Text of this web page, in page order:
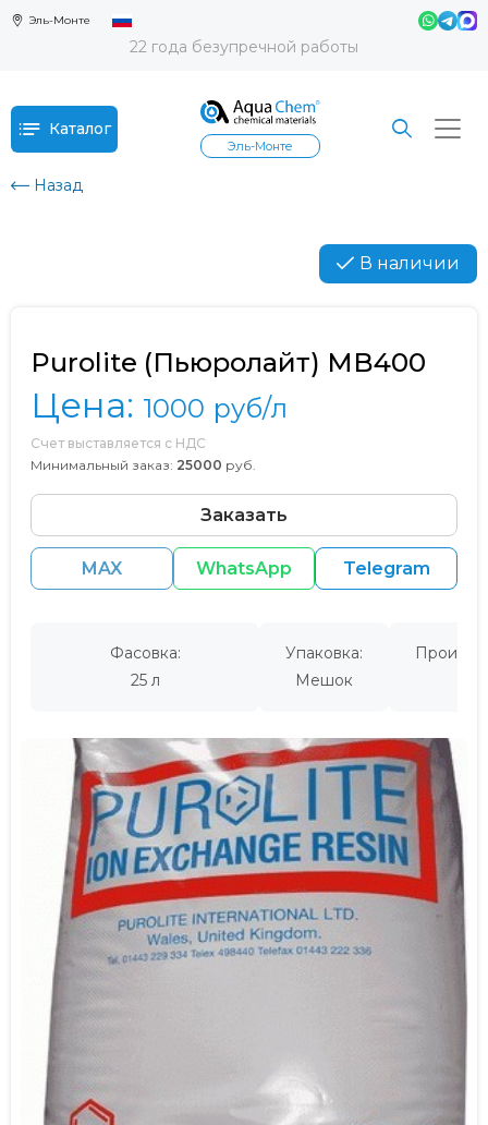
Эль-Монте
22 года безупречной работы
Каталог
Эль-Монте
Назад
В наличии
Purolite (Пьюролайт) MB400
Цена: 1000 руб/л
Счет выставляется с НДС
Минимальный заказ: 25000 руб.
Заказать
MAX WhatsApp Telegram
Фасовка:
25 л
Упаковка:
Мешок